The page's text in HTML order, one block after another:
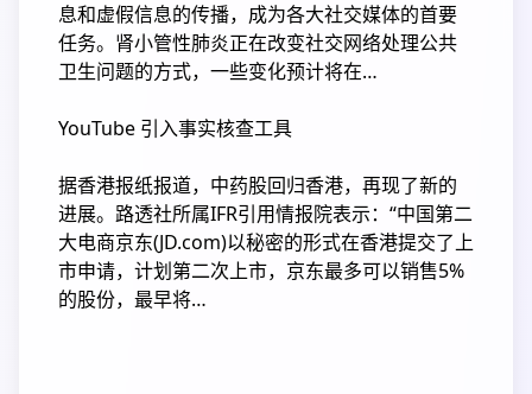
息和虚假信息的传播，成为各大社交媒体的首要
任务。肾小管性肺炎正在改变社交网络处理公共
卫生问题的方式，一些变化预计将在…
YouTube 引入事实核查工具
据香港报纸报道，中药股回归香港，再现了新的
进展。路透社所属IFR引用情报院表示：“中国第二
大电商京东(JD.com)以秘密的形式在香港提交了上
市申请，计划第二次上市，京东最多可以销售5%
的股份，最早将…